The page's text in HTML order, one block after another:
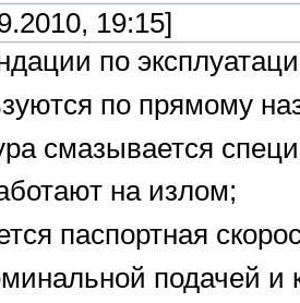
19:15]
по
по прямому
смазывается
на излом;
паспортная
подачей и